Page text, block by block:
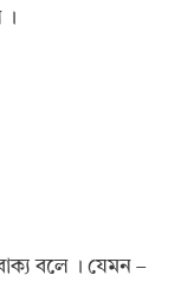
।
বলে । যেমন –